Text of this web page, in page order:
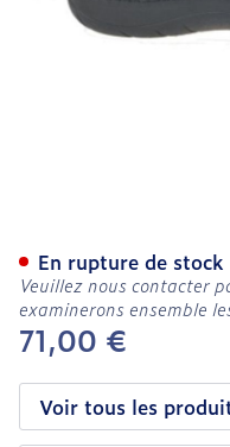
71,00 €
En rupture de stock
Veuillez nous contacter
examinerons ensemble
Voir tous les